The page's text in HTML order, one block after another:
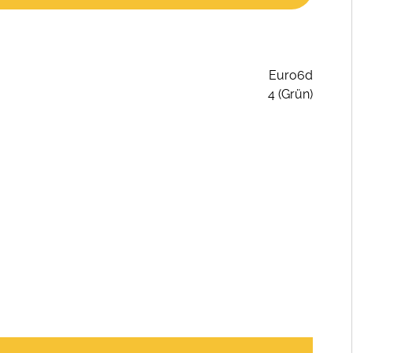
Euro6d
4 (Grün)